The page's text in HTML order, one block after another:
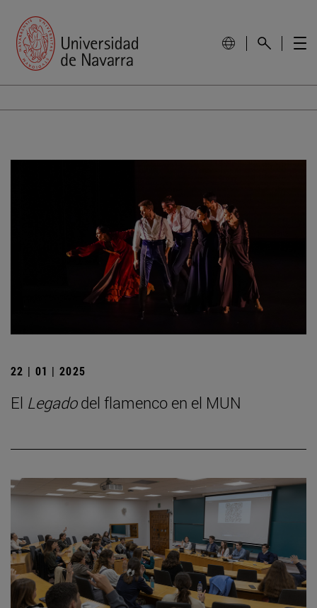
22 | 01 | 2025
El Legadodel flamenco en el MUN